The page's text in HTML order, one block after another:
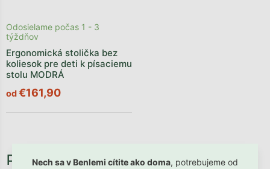
Nech sa v Benlemi cítite ako doma, potrebujeme od
Ergonomická stolička bez
koliesok pre deti k písaciemu
stolu MODRÁ
Odosielame počas 1 - 3
týždňov
od€161,90
Potrebné príslušenstvo, ktoré